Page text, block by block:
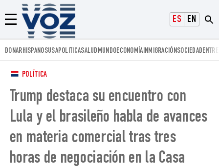
ESPAÑOLENGLISH
Menú
Voz.us
DONARHISPANOSUSAPOLITICASALUD MUNDOECONOMÍAINMIGRACIÓNSOCIEDAD
POLÍTICA
Trump destaca su encuentro con
Lula y el brasileño habla de avances
en materia comercial tras tres
horas de negociación en la Casa